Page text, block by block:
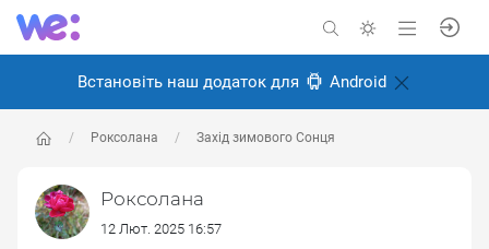
Встановіть наш додаток для Android
Роксолана Захід зимового Сонця
Роксолана
12 Лют. 2025 16:57